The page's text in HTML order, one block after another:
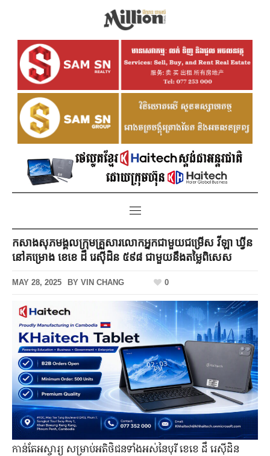
កសាងសុភមង្គលក្រុមគ្រួសារលោកអ្នកជាមួយជម្រើស វីឡា ឃ្វីន
នៅគម្រោង ខេខេ ដឹ រេស៊ីដិន ៥៩៨ ជាមួយនឹងតម្លៃពិសេស
MAY 28, 2025 BY VIN CHANG 0
កាន់តែអស្ចារ្យ សម្រាប់អតិថិជនទាំងអស់នៃបុរី ខេខេ ដឹ រេស៊ីដិន